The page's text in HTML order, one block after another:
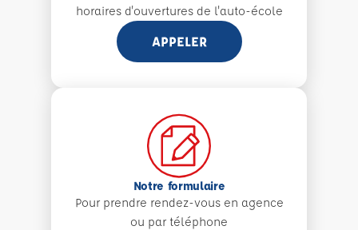
horaires d'ouvertures de l'auto-école
APPELER
Notre formulaire
Pour prendre rendez-vous en agence
ou par téléphone